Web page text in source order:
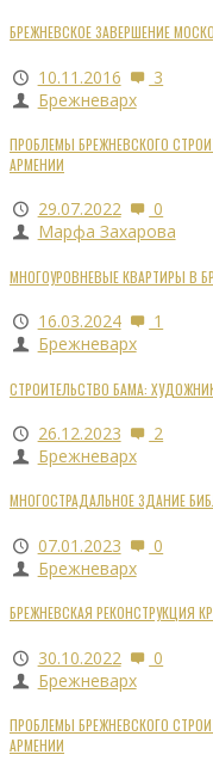
БРЕЖНЕВСКОЕ ЗАВЕРШЕНИЕ
10.11.2016
3
Брежневарх
ПРОБЛЕМЫ БРЕЖНЕВСКОГО
АРМЕНИИ
29.07.2022
0
Марфа Захарова
МНОГОУРОВНЕВЫЕ КВАРТИРЫ В
16.03.2024
1
Брежневарх
СТРОИТЕЛЬСТВО БАМА:
26.12.2023
2
Брежневарх
МНОГОСТРАДАЛЬНОЕ ЗДАНИЕ
07.01.2023
0
Брежневарх
БРЕЖНЕВСКАЯ РЕКОНСТРУКЦИЯ
30.10.2022
0
Брежневарх
ПРОБЛЕМЫ БРЕЖНЕВСКОГО
АРМЕНИИ